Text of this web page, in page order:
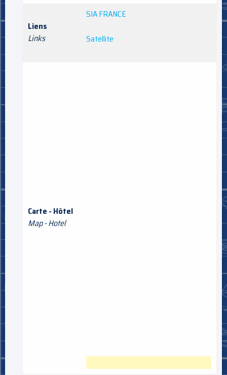
Liens
Links
SIA FRANCE
Satellite
Carte - Hôtel
Map - Hotel